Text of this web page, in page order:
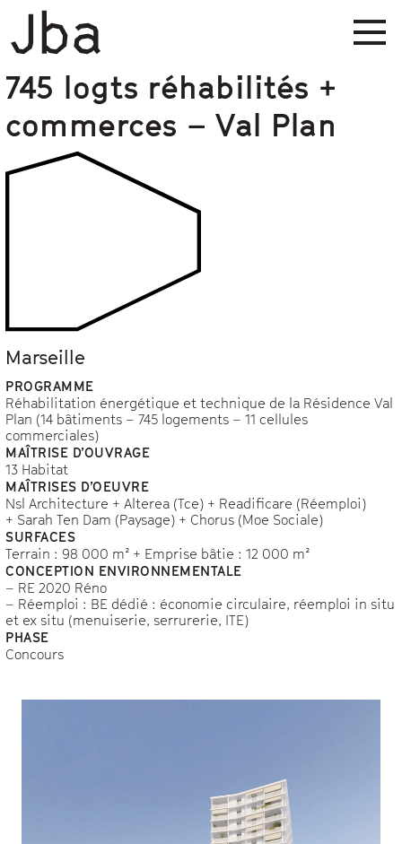
745 logts réhabilités +
commerces – Val Plan
Marseille
PROGRAMME
Réhabilitation énergétique et technique de la Résidence Val
Plan (14 bâtiments – 745 logements – 11 cellules
commerciales)
MAÎTRISE D’OUVRAGE
13 Habitat
MAÎTRISES D’OEUVRE
Nsl Architecture + Alterea (Tce) + Readificare (Réemploi)
+ Sarah Ten Dam (Paysage) + Chorus (Moe Sociale)
SURFACES
Terrain : 98 000 m² + Emprise bâtie : 12 000 m²
CONCEPTION ENVIRONNEMENTALE
– RE 2020 Réno
– Réemploi : BE dédié : économie circulaire, réemploi in situ
et ex situ (menuiserie, serrurerie, ITE)
PHASE
Concours